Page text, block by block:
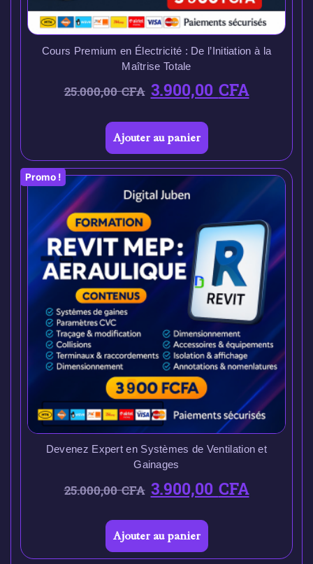
Cours Premium en Électricité : De l’Initiation à la
Maîtrise Totale
25.000,00CFA 3.900,00CFA
Ajouter au panier
Promo !
Devenez Expert en Systèmes de Ventilation et
Gainages
25.000,00CFA 3.900,00CFA
Ajouter au panier